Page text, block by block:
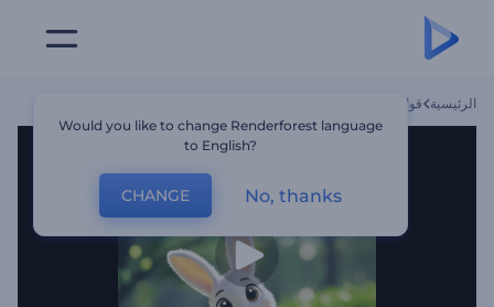
الرئيسية قوالب
Would you like to change Renderforest language
to English?
CHANGE No, thanks